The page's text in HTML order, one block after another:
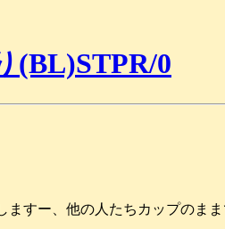
(BL)STPR/0
すー、他の人たちカップのま